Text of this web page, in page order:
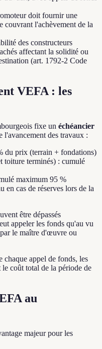
doit fournir une
couvrant l'achèvement de la
des constructeurs
affectant la solidité ou
(art. 1792-2 Code
VEFA : les
fixe un échéancier
l'avancement des travaux :
du prix (terrain + fondations)
toiture terminés) : cumulé
maximum 95 %
en cas de réserves lors de la
être dépassés
appeler les fonds qu'au vu
le maître d'œuvre ou
chaque appel de fonds, les
le coût total de la période de
au
majeur pour les